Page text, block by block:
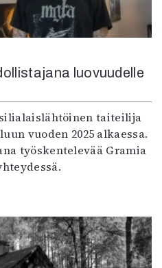
luovuudelle
taiteilija
vuoden 2025 alkaessa.
työskentelevää Gramia